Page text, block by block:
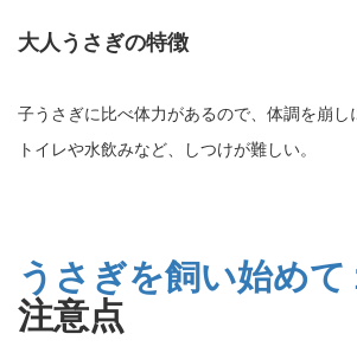
大人うさぎの特徴
子うさぎに比べ体力があるので、体調を崩し
トイレや水飲みなど、しつけが難しい。
うさぎを飼い始めて
注意点